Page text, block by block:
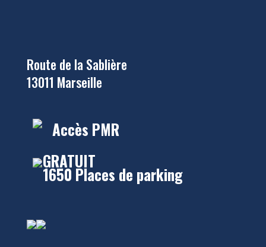
Route de la Sablière
13011 Marseille
Accès PMR
GRATUIT
1650 Places de parking